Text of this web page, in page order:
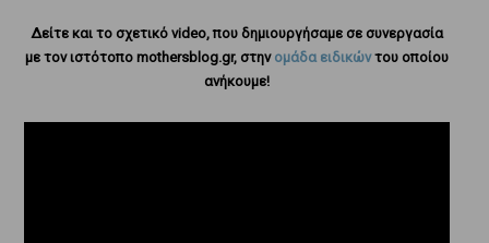
Δείτε και το σχετικό video, που δημιουργήσαμε σε συνεργασία
με τον ιστότοπο mothersblog.gr, στην ομάδα ειδικώντου οποίου
ανήκουμε!